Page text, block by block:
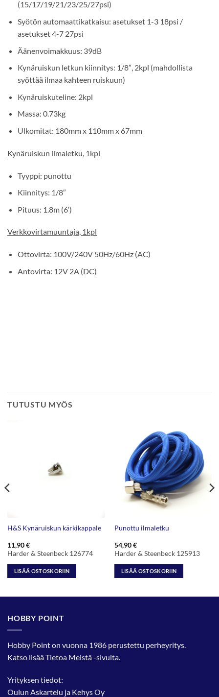
(15/17/19/21/23/25/27psi)
Syötön automaattikatkaisu: asetukset 1-3 18psi /
asetukset 4-7 27psi
Äänenvoimakkuus: 39dB
Kynäruiskun letkun kiinnitys: 1/8″, 2kpl (mahdollista
syöttää ilmaa kahteen ruiskuun)
Kynäruiskuteline: 2kpl
Massa: 0.73kg
Ulkomitat: 180mm x 110mm x 67mm
Kynäruiskun ilmaletku, 1kpl
Tyyppi: punottu
Kiinnitys: 1/8″
Pituus: 1.8m (6′)
Verkkovirtamuuntaja, 1kpl
Ottovirta: 100V/240V 50Hz/60Hz (AC)
Antovirta: 12V 2A (DC)
TUTUSTU MYÖS
H&S Kynäruiskun kärkikappale
11,90€
Harder & Steenbeck 126774
LISÄÄ OSTOSKORIIN
Punottu ilmaletku
54,90€
Harder & Steenbeck 125913
LISÄÄ OSTOSKORIIN
HOBBY POINT
Hobby Point on vuonna 1986 perustettu perheyritys.
Katso lisääTietoa Meistä-sivulta.
Yrityksen tiedot:
Oulun Askartelu ja Kehys Oy